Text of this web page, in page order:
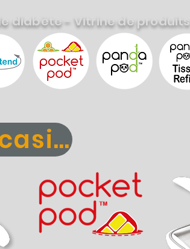
diabète - Vitrine de produits